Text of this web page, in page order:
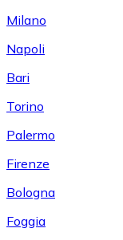
Milano
Napoli
Bari
Torino
Palermo
Firenze
Bologna
Foggia